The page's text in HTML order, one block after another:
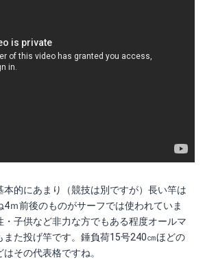
的にあまり（競技は別ですが）長い竿は
ｍ前後のものがサーフでは使われていま
子供など非力な方でもある程度オールマ
また投げ竿です。錘負荷15号240㎝ほどの
はその代表格ですね。